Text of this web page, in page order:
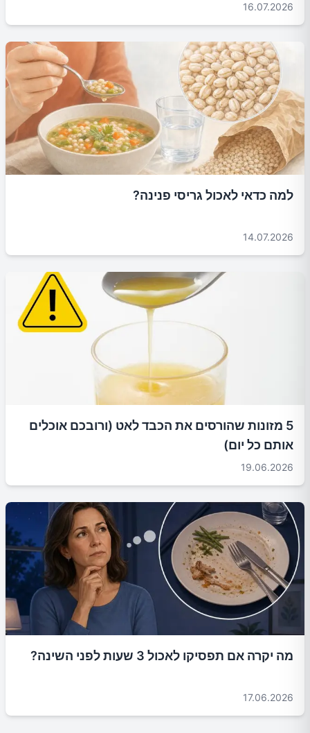
16.07.2026
למה כדאי לאכול גריסי פנינה?
14.07.2026
5 מזונות שהורסים את הכבד לאט (ורובכם אוכלים
אותם כל יום)
19.06.2026
מה יקרה אם תפסיקו לאכול 3 שעות לפני השינה?
17.06.2026